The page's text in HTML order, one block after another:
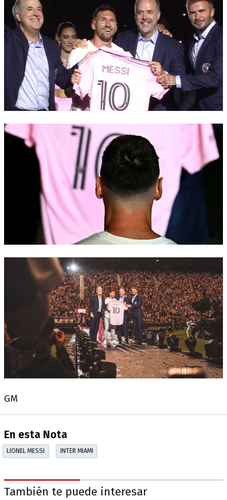
GM
En esta Nota
LIONEL MESSI INTER MIAMI
También te puede interesar